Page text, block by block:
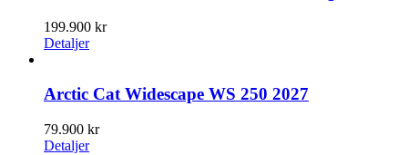
199.900 kr
Detaljer
Arctic Cat Widescape WS 250 2027
79.900 kr
Detaljer